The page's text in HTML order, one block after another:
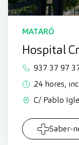
MATARÓ
Hospital
937 37 97
24 hores,
C/ Pablo
Saber-